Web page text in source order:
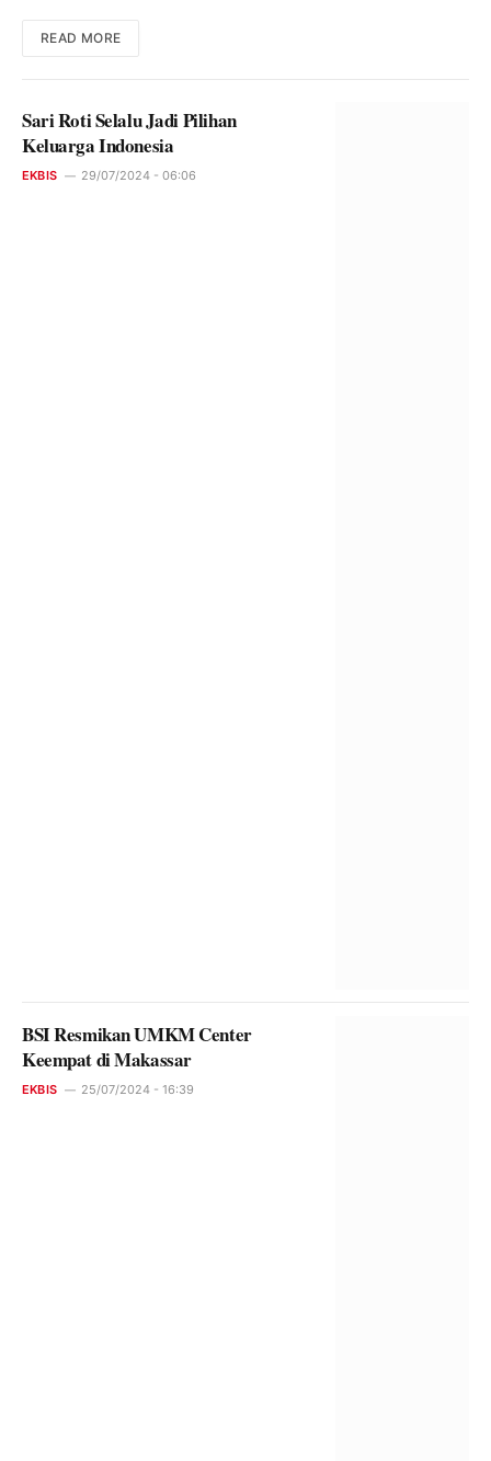
READ MORE
Sari Roti Selalu Jadi Pilihan
Keluarga Indonesia
EKBIS 29/07/2024 - 06:06
BSI Resmikan UMKM Center
Keempat di Makassar
EKBIS 25/07/2024 - 16:39